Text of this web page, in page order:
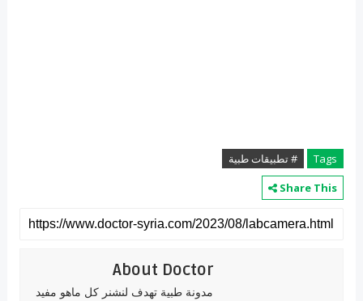
Tags
# تطبيقات طبية
Share This
About Doctor
مدونة طبية تهدف لنشنر كل ماهو مفيد